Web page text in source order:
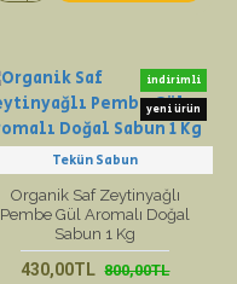
indirimli
yeni ürün
Tekün Sabun
Organik Saf Zeytinyağlı
Pembe Gül Aromalı Doğal
Sabun 1 Kg
430,00TL 800,00TL